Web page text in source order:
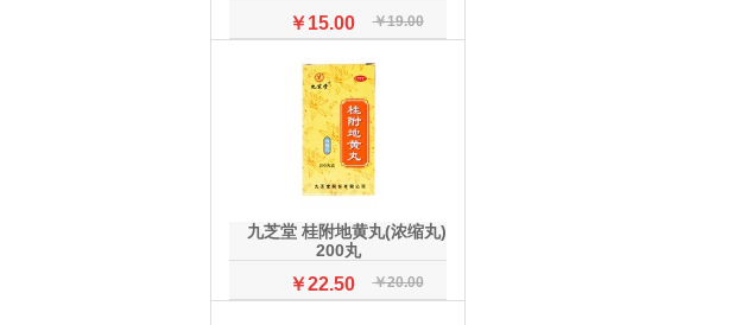
￥15.00 ￥19.00
九芝堂 桂附地黄丸(浓缩丸)
200丸
￥22.50 ￥20.00